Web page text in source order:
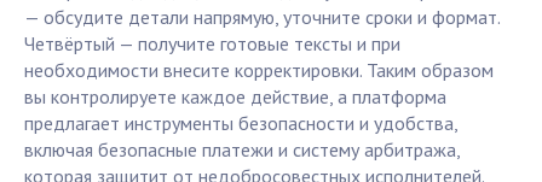
— обсудите детали напрямую, уточните сроки и формат.
Четвёртый — получите готовые тексты и при
необходимости внесите корректировки. Таким образом
вы контролируете каждое действие, а платформа
предлагает инструменты безопасности и удобства,
включая безопасные платежи и систему арбитража,
которая защитит от недобросовестных исполнителей.